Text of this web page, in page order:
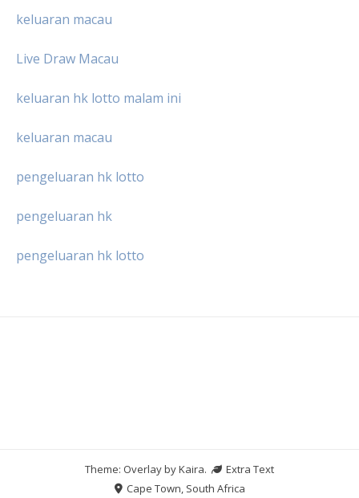
keluaran macau
Live Draw Macau
keluaran hk lotto malam ini
keluaran macau
pengeluaran hk lotto
pengeluaran hk
pengeluaran hk lotto
Theme: Overlay byKaira.
Extra Text
Cape Town, South Africa